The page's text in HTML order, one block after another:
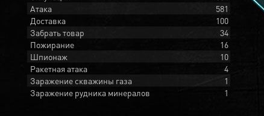
Атака
581
Доставка
100
Забрать товар
34
Пожирание
16
Шпионаж
10
Ракетная атака
4
Заражение скважины газа
1
Заражение рудника минералов
1